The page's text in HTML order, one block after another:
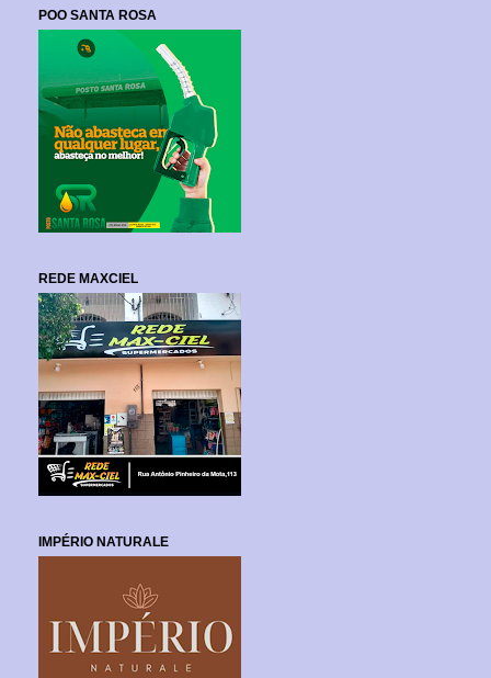
POO SANTA ROSA
REDE MAXCIEL
IMPÉRIO NATURALE